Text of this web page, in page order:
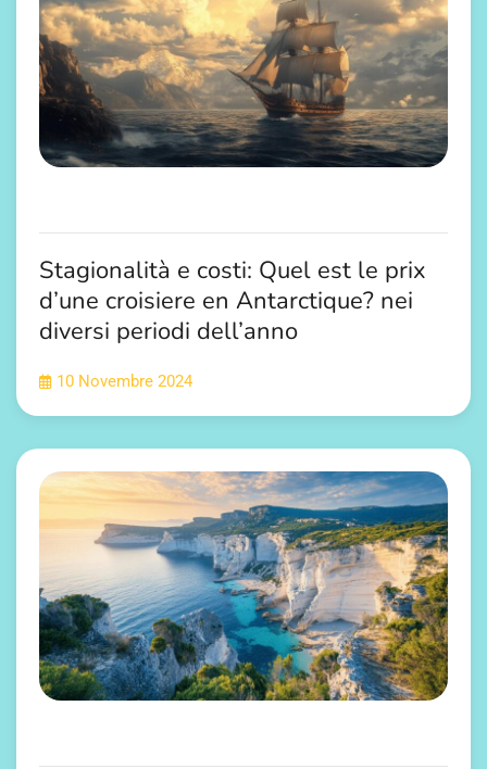
Stagionalità e costi: Quel est le prix
d’une croisiere en Antarctique? nei
diversi periodi dell’anno
10 Novembre 2024